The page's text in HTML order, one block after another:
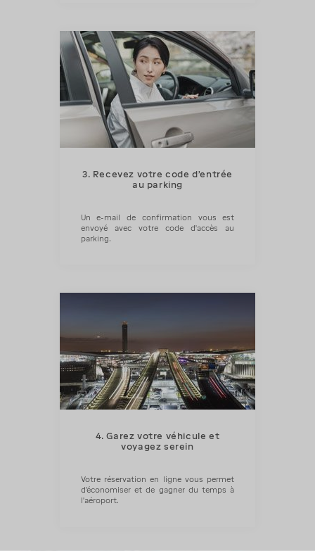
3. Recevez votre code d'entrée
au parking
Un e-mail de confirmation vous est
envoyé avec votre code d'accès au
parking.
4. Garez votre véhicule et
voyagez serein
Votre réservation en ligne vous permet
d’économiser et de gagner du temps à
l’aéroport.